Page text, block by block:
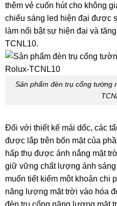
thêm vẻ cuốn hút cho không
chiếu sáng led hiện đại được
làm nổi bật sự hiện đại và
TCNL10.
Sản phẩm đèn trụ cổng tường
Đối với thiết kế mái dốc, các
được lắp trên bốn mặt của
hấp thụ được ánh nắng mặt
giữ vững chất lượng ánh
muốn tiết kiểm một khoản chi
năng lượng mặt trời vào hóa
đèn trụ cổng năng lượng mặt